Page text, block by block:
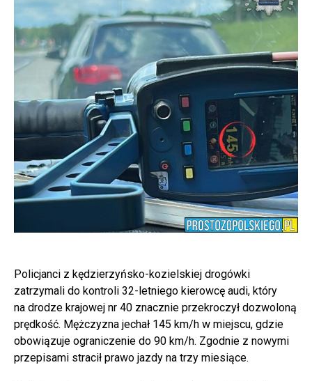
Policjanci z kędzierzyńsko-kozielskiej drogówki
zatrzymali do kontroli 32-letniego kierowcę audi, który
na drodze krajowej nr 40 znacznie przekroczył dozwoloną
prędkość. Mężczyzna jechał 145 km/h w miejscu, gdzie
obowiązuje ograniczenie do 90 km/h. Zgodnie z nowymi
przepisami stracił prawo jazdy na trzy miesiące.